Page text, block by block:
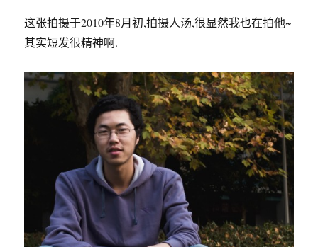
这张拍摄于2010年8月初,拍摄人汤,很显然我也在拍他~
其实短发很精神啊.